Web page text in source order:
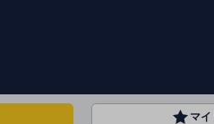
マ